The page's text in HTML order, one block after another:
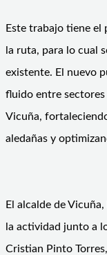
Este trabajo tiene el
la ruta, para lo cual
existente. El nuevo
fluido entre sectores
Vicuña,
aledañas y
El alcalde de
la actividad junto a
Cristian Pinto